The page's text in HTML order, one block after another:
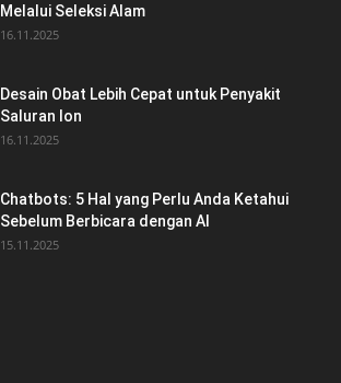
Melalui Seleksi Alam
16.11.2025
Desain Obat Lebih Cepat untuk Penyakit
Saluran Ion
16.11.2025
Chatbots: 5 Hal yang Perlu Anda Ketahui
Sebelum Berbicara dengan AI
15.11.2025